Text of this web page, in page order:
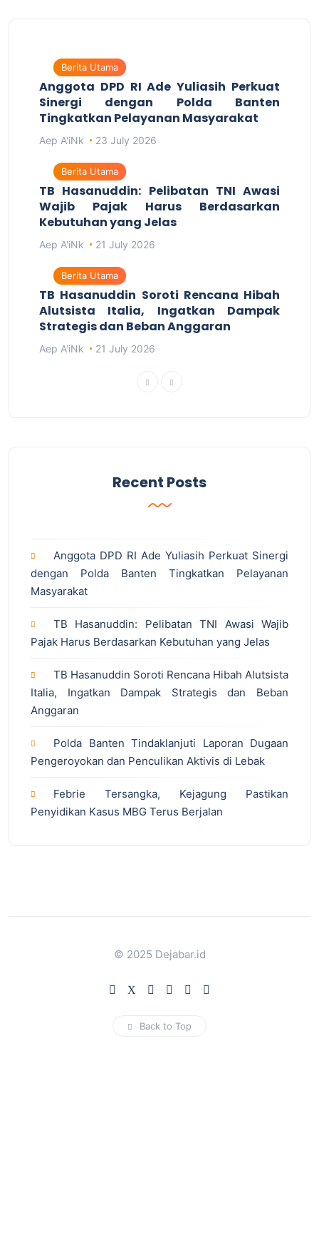
Berita Utama
Anggota DPD RI Ade Yuliasih Perkuat
Sinergi dengan Polda Banten
Tingkatkan Pelayanan Masyarakat
Aep A'iNk 23 July 2026
Berita Utama
TB Hasanuddin: Pelibatan TNI Awasi
Wajib Pajak Harus Berdasarkan
Kebutuhan yang Jelas
Aep A'iNk 21 July 2026
Berita Utama
TB Hasanuddin Soroti Rencana Hibah
Alutsista Italia, Ingatkan Dampak
Strategis dan Beban Anggaran
Aep A'iNk 21 July 2026
Recent Posts
Anggota DPD RI Ade Yuliasih Perkuat Sinergi
dengan Polda Banten Tingkatkan Pelayanan
Masyarakat
TB Hasanuddin: Pelibatan TNI Awasi Wajib
Pajak Harus Berdasarkan Kebutuhan yang Jelas
TB Hasanuddin Soroti Rencana Hibah Alutsista
Italia, Ingatkan Dampak Strategis dan Beban
Anggaran
Polda Banten Tindaklanjuti Laporan Dugaan
Pengeroyokan dan Penculikan Aktivis di Lebak
Febrie Tersangka, Kejagung Pastikan
Penyidikan Kasus MBG Terus Berjalan
© 2025 Dejabar.id
Back to Top